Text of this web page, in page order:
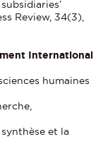
Review, 34(3),
International
humaines
et la